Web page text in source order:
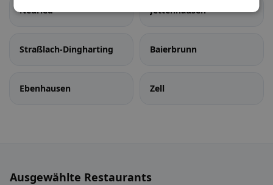
Neuried Jettenhausen
Straßlach-Dingharting Baierbrunn
Ebenhausen Zell
Ausgewählte Restaurants